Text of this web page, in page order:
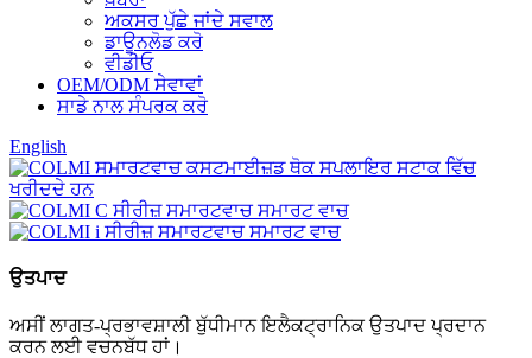
ਅਕਸਰ ਪੁੱਛੇ ਜਾਂਦੇ ਸਵਾਲ
ਡਾਊਨਲੋਡ ਕਰੋ
ਵੀਡੀਓ
OEM/ODM ਸੇਵਾਵਾਂ
ਸਾਡੇ ਨਾਲ ਸੰਪਰਕ ਕਰੋ
English
ਉਤਪਾਦ
ਅਸੀਂ ਲਾਗਤ-ਪ੍ਰਭਾਵਸ਼ਾਲੀ ਬੁੱਧੀਮਾਨ ਇਲੈਕਟ੍ਰਾਨਿਕ ਉਤਪਾਦ ਪ੍ਰਦਾਨ
ਕਰਨ ਲਈ ਵਚਨਬੱਧ ਹਾਂ।